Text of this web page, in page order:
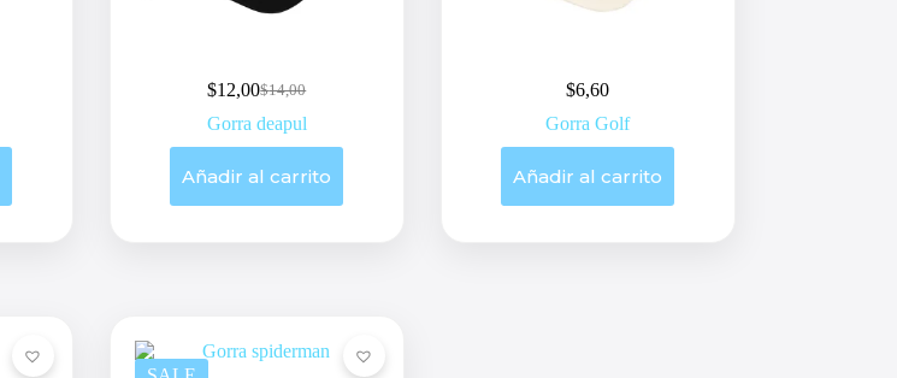
$14,00
Original
price
was:
$12,00Current
price
is:
Gorra deapul
Añadir al carrito
$6,60
Gorra Golf
Añadir al carrito